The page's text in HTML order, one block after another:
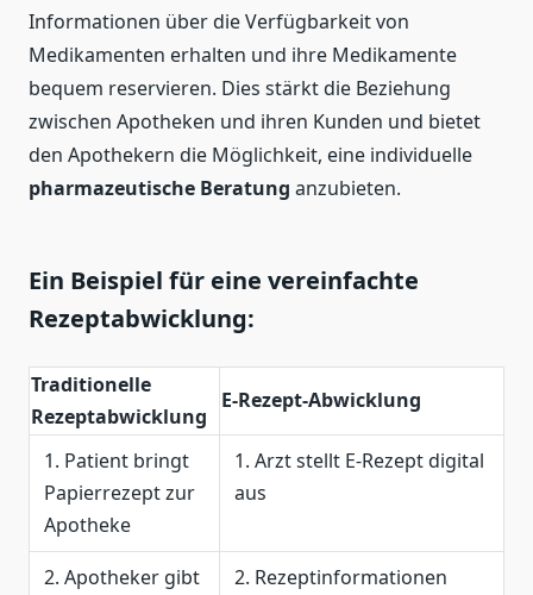
Informationen über die Verfügbarkeit von
Medikamenten erhalten und ihre Medikamente
bequem reservieren. Dies stärkt die Beziehung
zwischen Apotheken und ihren Kunden und bietet
den Apothekern die Möglichkeit, eine individuelle
pharmazeutische Beratung anzubieten.
Ein Beispiel für eine vereinfachte
Rezeptabwicklung:
Traditionelle
Rezeptabwicklung
E-Rezept-Abwicklung
1. Patient bringt
Papierrezept zur
Apotheke
1. Arzt stellt E-Rezept digital
aus
2. Apotheker gibt
2. Rezeptinformationen